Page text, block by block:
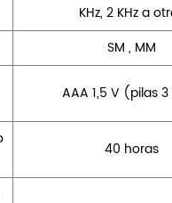
KHz, 2 KHz a
SM , MM
AAA 1,5 V (pilas
40 horas